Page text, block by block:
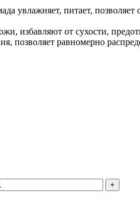
увлажняет, питает,
избавляют от сухости,
позволяет равномерно